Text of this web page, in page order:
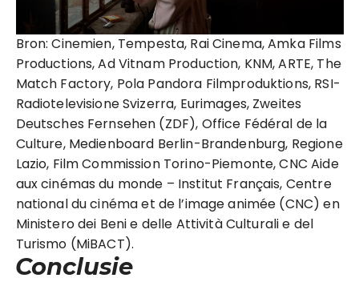
Bron: Cinemien, Tempesta, Rai Cinema, Amka Films
Productions, Ad Vitnam Production, KNM, ARTE, The
Match Factory, Pola Pandora Filmproduktions, RSI-
Radiotelevisione Svizerra, Eurimages, Zweites
Deutsches Fernsehen (ZDF), Office Fédéral de la
Culture, Medienboard Berlin-Brandenburg, Regione
Lazio, Film Commission Torino-Piemonte, CNC Aide
aux cinémas du monde – Institut Français, Centre
national du cinéma et de l’image animée (CNC) en
Ministero dei Beni e delle Attività Culturali e del
Turismo (MiBACT).
Conclusie